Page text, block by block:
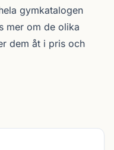
gymkatalogen
mer om de olika
dem åt i pris och